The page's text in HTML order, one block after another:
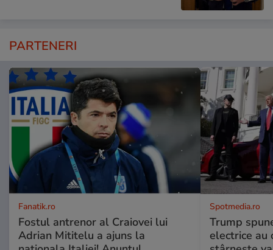
PARTENERI
Fanatik.ro
Fostul antrenor al Craiovei lui
Adrian Mititelu a ajuns la
Spotmedia.ro
Trump
electrice au